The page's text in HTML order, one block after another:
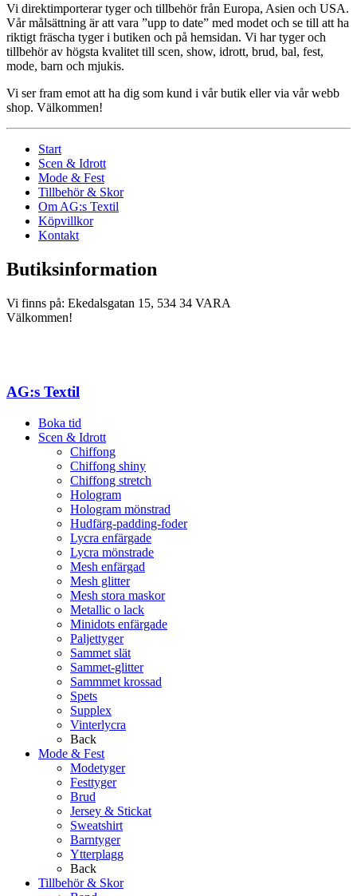
Vi direktimporterar tyger och tillbehör från Europa, Asien och USA.
Vår målsättning är att vara ”upp to date” med modet och se till att ha
riktigt fräscha tyger i butiken och på hemsidan. Vi har tyger och
tillbehör av högsta kvalitet till scen, show, idrott, brud, bal, fest,
mode, barn och mjukis.
Vi ser fram emot att ha dig som kund i vår butik eller via vår webb
shop. Välkommen!
Start
Scen & Idrott
Mode & Fest
Tillbehör & Skor
Om AG:s Textil
Köpvillkor
Kontakt
Butiksinformation
Vi finns på: Ekedalsgatan 15, 534 34 VARA
Välkommen!
AG:s Textil
Boka tid
Scen & Idrott
Chiffong
Chiffong shiny
Chiffong stretch
Hologram
Hologram mönstrad
Hudfärg-padding-foder
Lycra enfärgade
Lycra mönstrade
Mesh enfärgad
Mesh glitter
Mesh stora maskor
Metallic o lack
Minidots enfärgade
Paljettyger
Sammet slät
Sammet-glitter
Sammmet krossad
Spets
Supplex
Vinterlycra
Back
Mode & Fest
Modetyger
Festtyger
Brud
Jersey & Stickat
Sweatshirt
Barntyger
Ytterplagg
Back
Tillbehör & Skor